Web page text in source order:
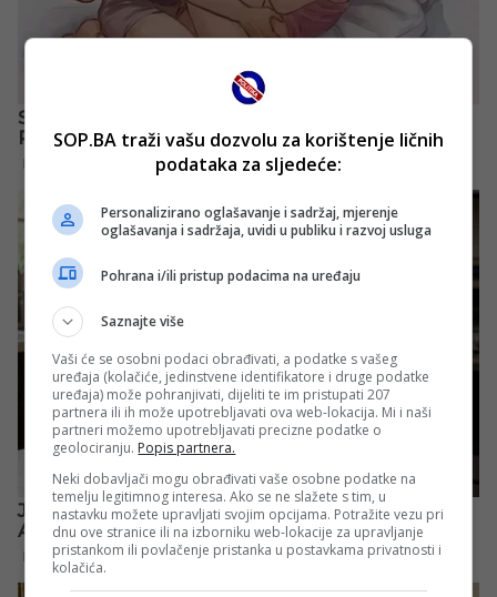
SOP.BA traži vašu dozvolu za korištenje ličnih
podataka za sljedeće:
Personalizirano oglašavanje i sadržaj, mjerenje
oglašavanja i sadržaja, uvidi u publiku i razvoj usluga
Pohrana i/ili pristup podacima na uređaju
Saznajte više
Vaši će se osobni podaci obrađivati, a podatke s vašeg
uređaja (kolačiće, jedinstvene identifikatore i druge podatke
uređaja) može pohranjivati, dijeliti te im pristupati 207
partnera ili ih može upotrebljavati ova web-lokacija. Mi i naši
partneri možemo upotrebljavati precizne podatke o
geolociranju. Popis partnera.
Neki dobavljači mogu obrađivati vaše osobne podatke na
temelju legitimnog interesa. Ako se ne slažete s tim, u
nastavku možete upravljati svojim opcijama. Potražite vezu pri
dnu ove stranice ili na izborniku web-lokacije za upravljanje
pristankom ili povlačenje pristanka u postavkama privatnosti i
kolačića.